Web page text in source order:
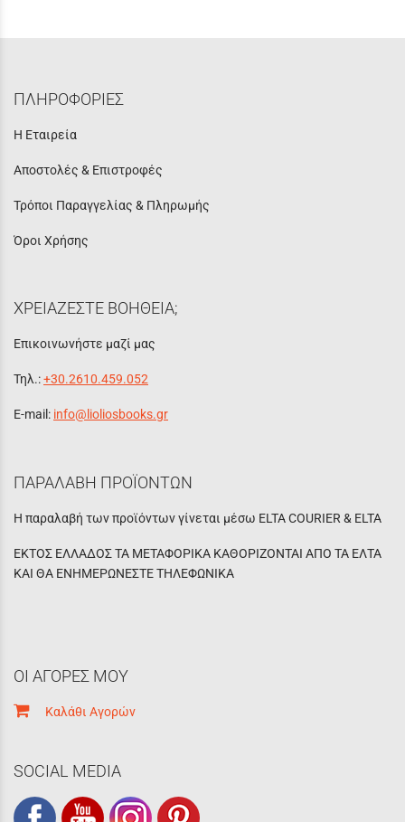
ΠΛΗΡΟΦΟΡΙΕΣ
Η Εταιρεία
Αποστολές & Επιστροφές
Τρόποι Παραγγελίας & Πληρωμής
Όροι Χρήσης
ΧΡΕΙΑΖΕΣΤΕ ΒΟΗΘΕΙΑ;
Επικοινωνήστε μαζί μας
Τηλ.:+30.2610.459.052
E-mail: info@lioliosbooks.gr
ΠΑΡΑΛΑΒΗ ΠΡΟΪΟΝΤΩΝ
Η παραλαβή των προϊόντων γίνεται μέσω ELTA COURIER & ELTA
ΕΚΤΟΣ ΕΛΛΑΔΟΣ ΤΑ ΜΕΤΑΦΟΡΙΚΑ ΚΑΘΟΡΙΖΟΝΤΑΙ ΑΠΟ ΤΑ ΕΛΤΑ
ΚΑΙ ΘΑ ΕΝΗΜΕΡΩΝΕΣΤΕ ΤΗΛΕΦΩΝΙΚΑ
ΟΙ ΑΓΟΡΕΣ ΜΟΥ
Καλάθι Αγορών
SOCIAL MEDIA